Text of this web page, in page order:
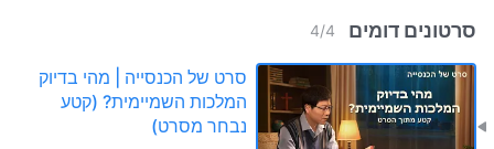
סרטונים דומים 4/4
סרט של הכנסייה | מהי בדיוק
המלכות השמיימית? (קטע
נבחר מסרט)